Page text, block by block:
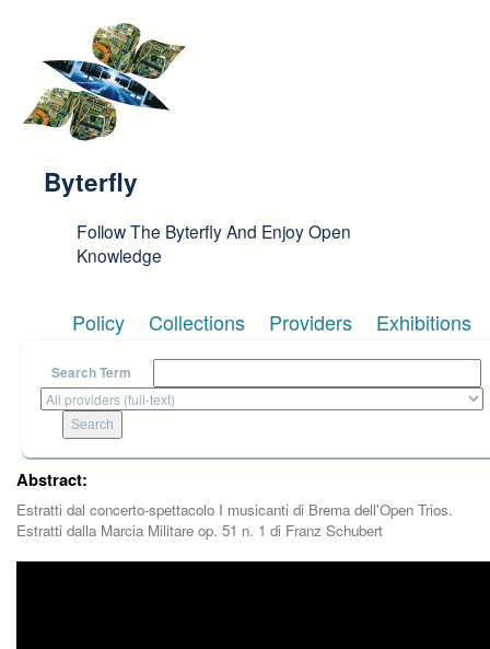
Byterfly
Follow The Byterfly And Enjoy Open
Knowledge
Policy Collections Providers Exhibitions
Search Term
Abstract:
Estratti dal concerto-spettacolo I musicanti di Brema dell'Open Trios.
Estratti dalla Marcia Militare op. 51 n. 1 di Franz Schubert